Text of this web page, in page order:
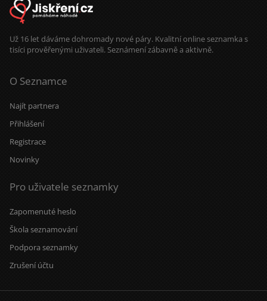
Už 16 let dáváme dohromady nové páry. Kvalitní online seznamka s
tisíci prověřenými uživateli. Seznámení zábavně a aktivně.
O Seznamce
Najít partnera
Přihlášení
Registrace
Novinky
Pro uživatele seznamky
Zapomenuté heslo
Škola seznamování
Podpora seznamky
Zrušení účtu